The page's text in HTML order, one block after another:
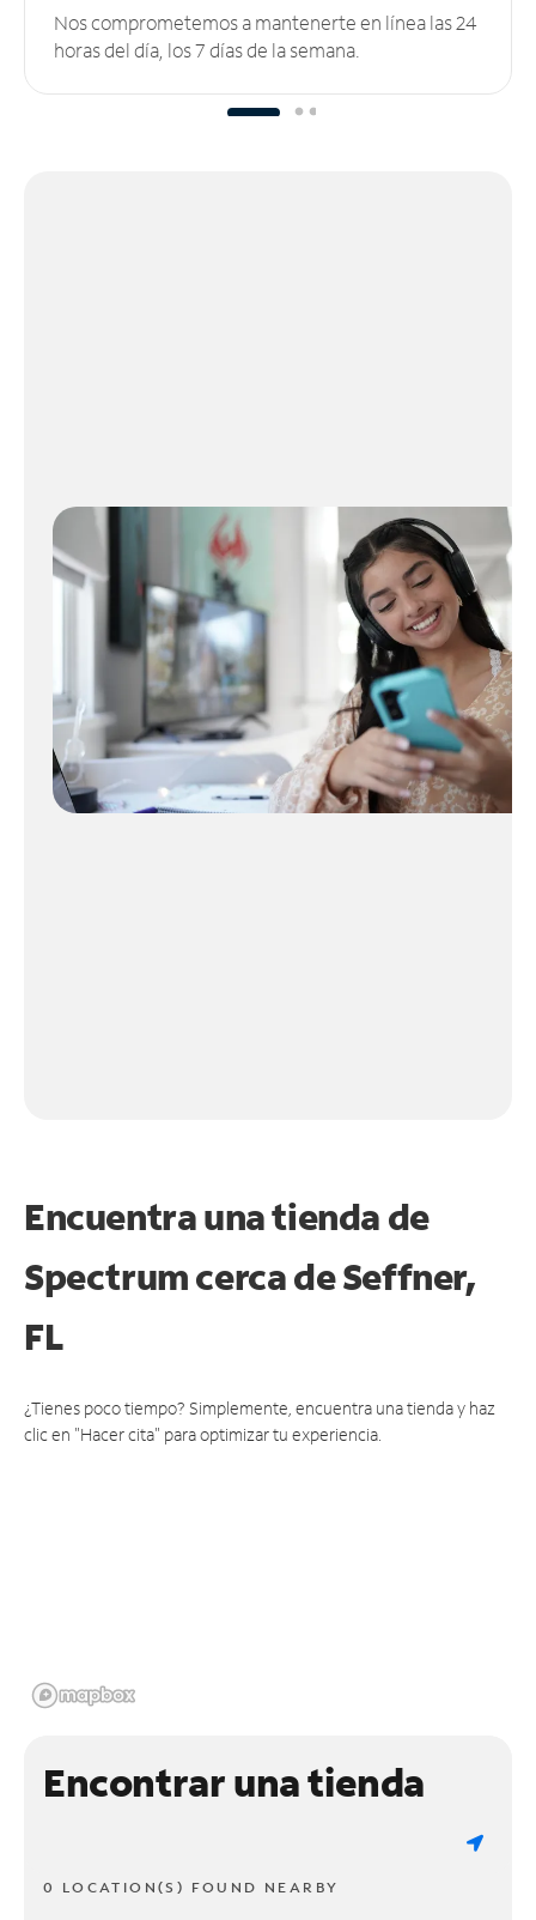
Nos comprometemos a mantenerte en línea las 24
horas del día, los 7 días de la semana.
Encuentra una tienda de
Spectrumcerca de Seffner,
FL
¿Tienes poco tiempo? Simplemente, encuentra una tienda y haz
clic en "Hacer cita" para optimizar tu experiencia.
Encontrar una tienda
0 LOCATION(S) FOUND NEARBY